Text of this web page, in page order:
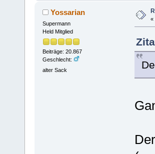
Yossarian
Supermann
Held Mitglied
Beiträge: 20.867
Geschlecht:
alter Sack
«